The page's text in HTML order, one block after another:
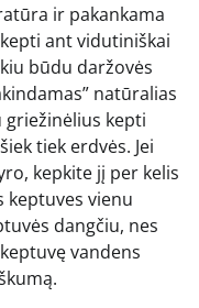
ir pakankama
ant vidutiniškai
būdu daržovės
natūralias
griežinėlius kepti
tiek erdvės. Jei
kepkite jį per kelis
keptuves vienu
dangčiu, nes
vandens